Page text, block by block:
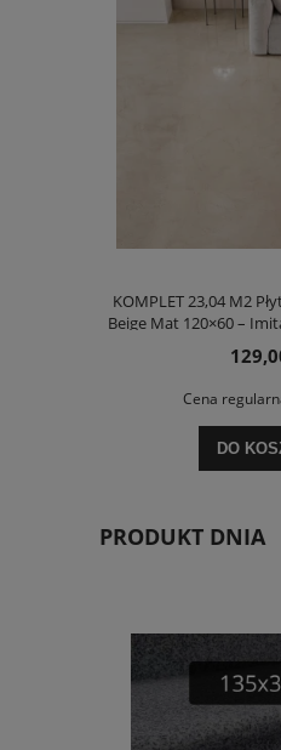
KOMPLET 23,04 M2
Beige Mat 120×60 –
Cena
DO
PRODUKT DNIA